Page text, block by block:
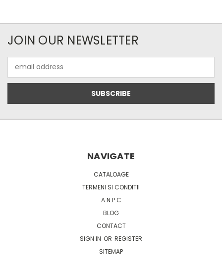
JOIN OUR NEWSLETTER
Address
NAVIGATE
CATALOAGE
TERMENI SI CONDITII
A.N.P.C
BLOG
CONTACT
SIGN IN OR REGISTER
SITEMAP